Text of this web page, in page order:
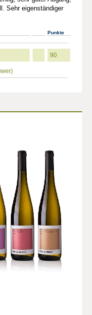
Sehr eigenständiger
Punkte
90